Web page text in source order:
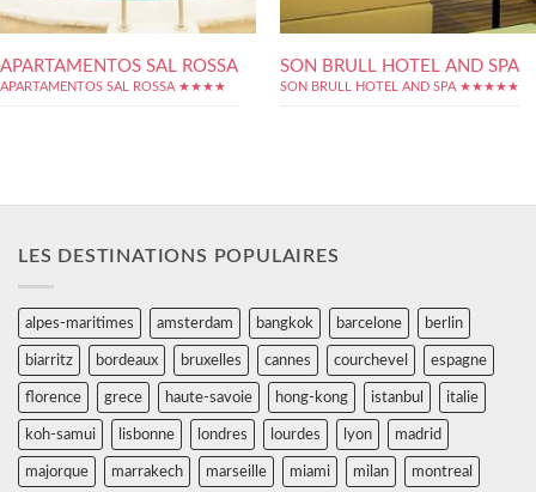
APARTAMENTOS SAL ROSSA
APARTAMENTOS SAL ROSSA ★★★★
SON BRULL HOTEL AND SPA
SON BRULL HOTEL AND SPA ★★★★★
LES DESTINATIONS POPULAIRES
alpes-maritimes amsterdam bangkok barcelone berlin
biarritz bordeaux bruxelles cannes courchevel espagne
florence grece haute-savoie hong-kong istanbul italie
koh-samui lisbonne londres lourdes lyon madrid
majorque marrakech marseille miami milan montreal